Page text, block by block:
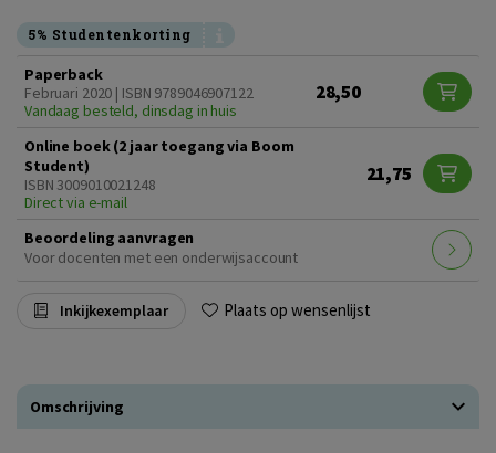
5% Studentenkorting
Paperback
Februari 2020 | ISBN 9789046907122
Vandaag besteld, dinsdag in huis
28,50
Online boek (2 jaar toegang via Boom
Student)
ISBN 3009010021248
Direct via e-mail
21,75
Beoordeling aanvragen
Voor docenten met een onderwijsaccount
Inkijkexemplaar Plaats op wensenlijst
Omschrijving